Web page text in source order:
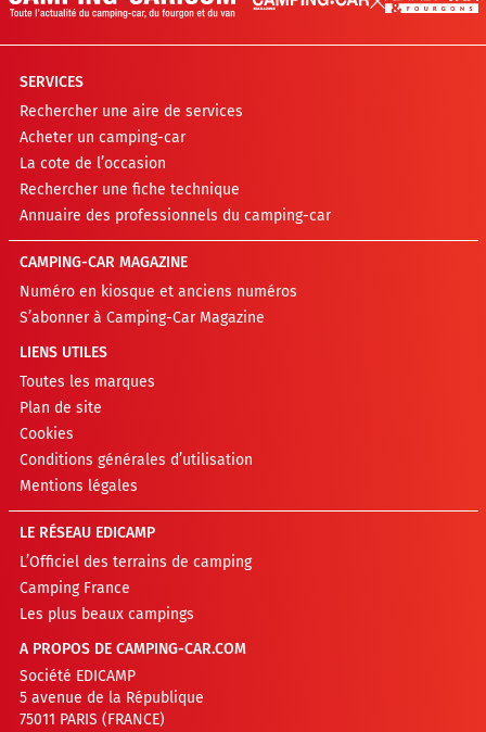
SERVICES
Rechercher une aire de services
Acheter un camping-car
La cote de l’occasion
Rechercher une fiche technique
Annuaire des professionnels du camping-car
CAMPING-CAR MAGAZINE
Numéro en kiosque et anciens numéros
S’abonner à Camping-Car Magazine
LIENS UTILES
Toutes les marques
Plan de site
Cookies
Conditions générales d’utilisation
Mentions légales
LE RÉSEAU EDICAMP
L’Officiel des terrains de camping
Camping France
Les plus beaux campings
A PROPOS DE CAMPING-CAR.COM
Société EDICAMP
5 avenue de la République
75011 PARIS (FRANCE)